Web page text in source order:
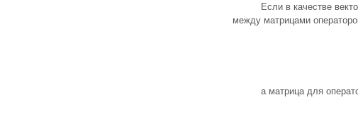
Если в качестве
между матрицами
а матрица для